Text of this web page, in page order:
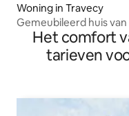
Woning in Travecy
Gemeubileerd huis van
Het comfort
tarieven